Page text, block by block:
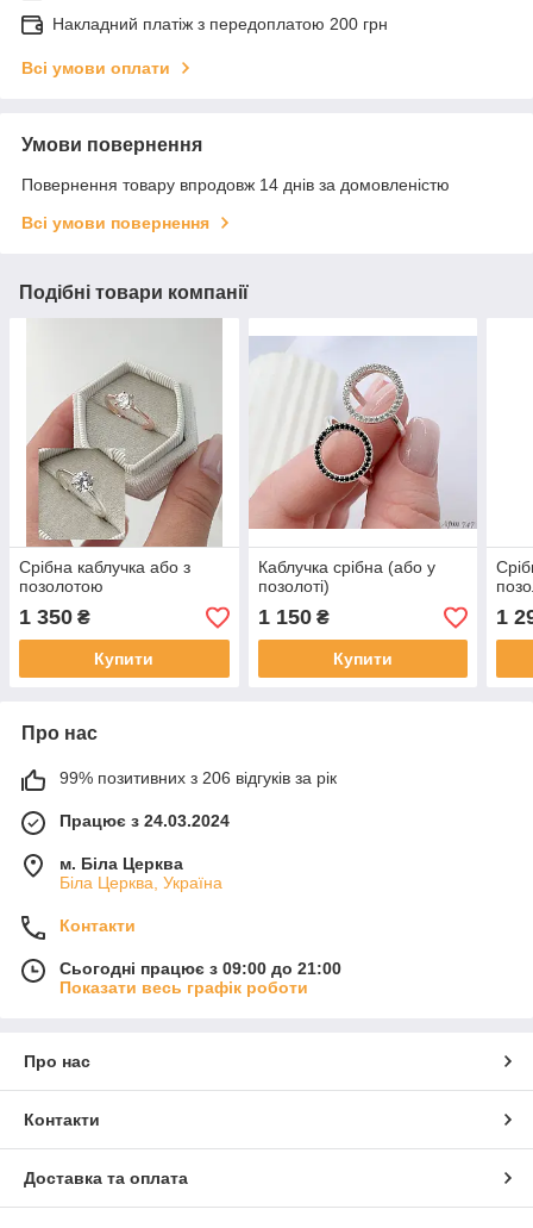
Накладний платіж з передоплатою 200 грн
Всі умови оплати
Умови повернення
Повернення товару впродовж 14 днів за домовленістю
Всі умови повернення
Подібні товари компанії
Срібна каблучка або з
позолотою
1 350 ₴
Купити
Каблучка срібна (або у
позолоті)
1 150₴
Купити
1
Про нас
99% позитивних з 206 відгуків за рік
Працює з 24.03.2024
м. Біла Церква
Біла Церква, Україна
Контакти
Сьогодні працює з 09:00 до 21:00
Показати весь графік роботи
Про нас
Контакти
Доставка та оплата